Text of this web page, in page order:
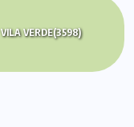
VILA VERDE(3598)